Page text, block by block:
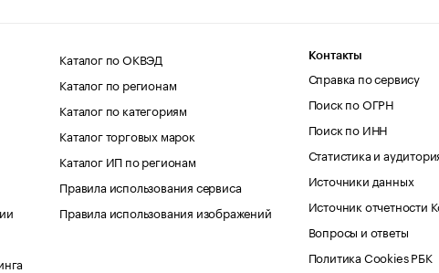
Каталог по ОКВЭД
Каталог по регионам
Каталог по категориям
Каталог торговых марок
Каталог ИП по регионам
Правила использования сервиса
Правила использования изображений
Контакты
Справка по сервису
Поиск по ОГРН
Поиск по ИНН
Статистика и
Источники данных
Источник отчетности
Вопросы и ответы
Политика Cookies РБК